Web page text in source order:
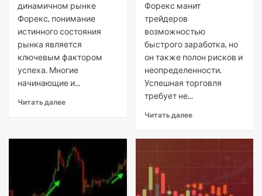
динамичном рынке
Форекс, понимание
истинного состояния
рынка является
ключевым фактором
успеха. Многие
начинающие и...
Читать далее
Форекс манит
трейдеров
возможностью
быстрого заработка, но
он также полон рисков и
неопределенности.
Успешная торговля
требует не...
Читать далее